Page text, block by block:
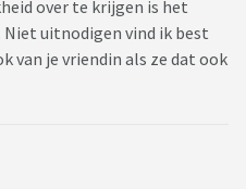
over te krijgen is het
uitnodigen vind ik best
van je vriendin als ze dat ook